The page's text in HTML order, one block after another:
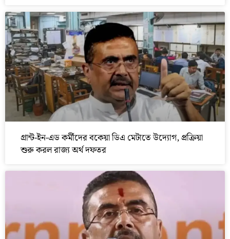
গ্রান্ট-ইন-এড কর্মীদের বকেয়া ডিএ মেটাতে উদ্যোগ, প্রক্রিয়া
শুরু করল রাজ্য অর্থ দফতর